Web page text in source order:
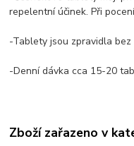
repelentní účinek. Při
-Tablety jsou zpravidla bez
-Denní dávka cca 15-20
Zboží zařazeno v